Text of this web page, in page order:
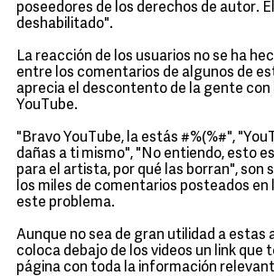
poseedores de los derechos de autor.
deshabilitado".
La reacción de los usuarios no se ha
entre los comentarios de algunos de
aprecia el descontento de la gente con
YouTube.
"Bravo YouTube, la estás #%(%#",
dañas a ti mismo", "No entiendo, esto
para el artista, por qué las borran", son
los miles de comentarios posteados en
este problema.
Aunque no sea de gran utilidad a estas
coloca debajo de los videos un link que
página con toda la información